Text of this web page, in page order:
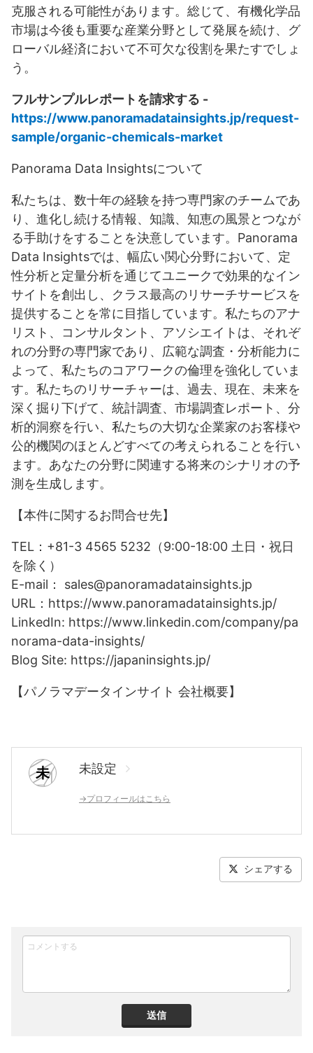
克服される可能性があります。総じて、有機化学品
市場は今後も重要な産業分野として発展を続け、グ
ローバル経済において不可欠な役割を果たすでしょ
う。
フルサンプルレポートを請求する -
https://www.panoramadatainsights.jp/request-
sample/organic-chemicals-market
Panorama Data Insightsについて
私たちは、数十年の経験を持つ専門家のチームであ
り、進化し続ける情報、知識、知恵の風景とつなが
る手助けをすることを決意しています。Panorama
Data Insightsでは、幅広い関心分野において、定
性分析と定量分析を通じてユニークで効果的なイン
サイトを創出し、クラス最高のリサーチサービスを
提供することを常に目指しています。私たちのアナ
リスト、コンサルタント、アソシエイトは、それぞ
れの分野の専門家であり、広範な調査・分析能力に
よって、私たちのコアワークの倫理を強化していま
す。私たちのリサーチャーは、過去、現在、未来を
深く掘り下げて、統計調査、市場調査レポート、分
析的洞察を行い、私たちの大切な企業家のお客様や
公的機関のほとんどすべての考えられることを行い
ます。あなたの分野に関連する将来のシナリオの予
測を生成します。
【本件に関するお問合せ先】
TEL：+81-3 4565 5232（9:00-18:00 土日・祝日
を除く）
E-mail： sales@panoramadatainsights.jp
URL：https://www.panoramadatainsights.jp/
LinkedIn: https://www.linkedin.com/company/pa
norama-data-insights/
Blog Site: https://japaninsights.jp/
【パノラマデータインサイト 会社概要】
未 未設定
→プロフィールはこちら
シェアする
送信